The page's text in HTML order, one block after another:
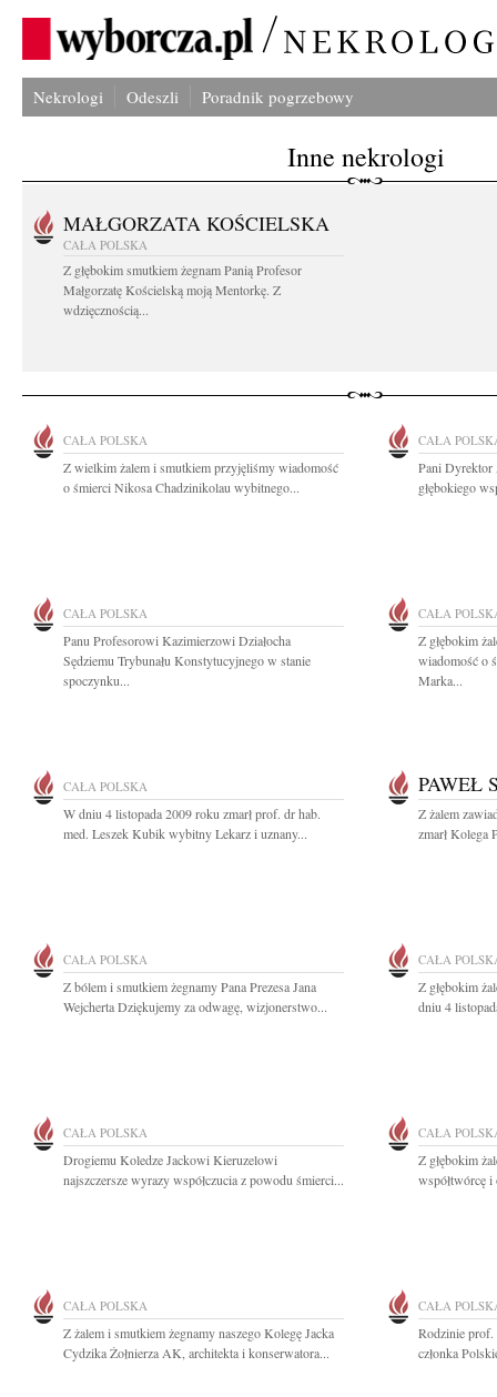
Nekrologi Odeszli Poradnik pogrzebowy
Inne nekrologi
MAŁGORZATA KOŚCIELSKA
CAŁA POLSKA
Z głębokim smutkiem żegnam Panią Profesor
Małgorzatę Kościelską moją Mentorkę. Z
wdzięcznością...
CAŁA POLSKA
Z wielkim żalem i smutkiem przyjęliśmy wiadomość
o śmierci Nikosa Chadzinikolau wybitnego...
CAŁA
Pani Dyrektor
głębokiego
CAŁA POLSKA
Panu Profesorowi Kazimierzowi Działocha
Sędziemu Trybunału Konstytucyjnego w stanie
spoczynku...
CAŁA
Z głębokim
wiadomość o
Marka...
CAŁA POLSKA
W dniu 4 listopada 2009 roku zmarł prof. dr hab.
med. Leszek Kubik wybitny Lekarz i uznany...
PAWEŁ
Z żalem
zmarł Kolega
CAŁA POLSKA
Z bólem i smutkiem żegnamy Pana Prezesa Jana
Wejcherta Dziękujemy za odwagę, wizjonerstwo...
CAŁA
Z głębokim
dniu 4
CAŁA POLSKA
Drogiemu Koledze Jackowi Kieruzelowi
najszczersze wyrazy współczucia z powodu śmierci...
CAŁA
Z głębokim
współtwórcę
CAŁA POLSKA
Z żalem i smutkiem żegnamy naszego Kolegę Jacka
Cydzika Żołnierza AK, architekta i konserwatora...
CAŁA
Rodzinie prof.
członka